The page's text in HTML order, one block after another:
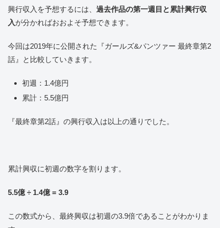
興行収入を予想するには、 過去作品の第一週目と累計興行収
入が分かればおおよそ予想できます。
今回は2019年に公開された『ガールズ&パンツァー 最終章第2
話』と比較していきます。
初週：1.4億円
累計：5.5億円
『最終章第2話』の興行収入は以上の通りでした。
累計興収に初週の数字を割ります。
5.5億 ÷ 1.4億 = 3.9
この数式から、最終興収は初週の3.9倍であることがわかりま